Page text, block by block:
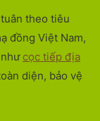
theo tiêu
đồng Việt Nam,
cọc tiếp địa
diện, bảo vệ